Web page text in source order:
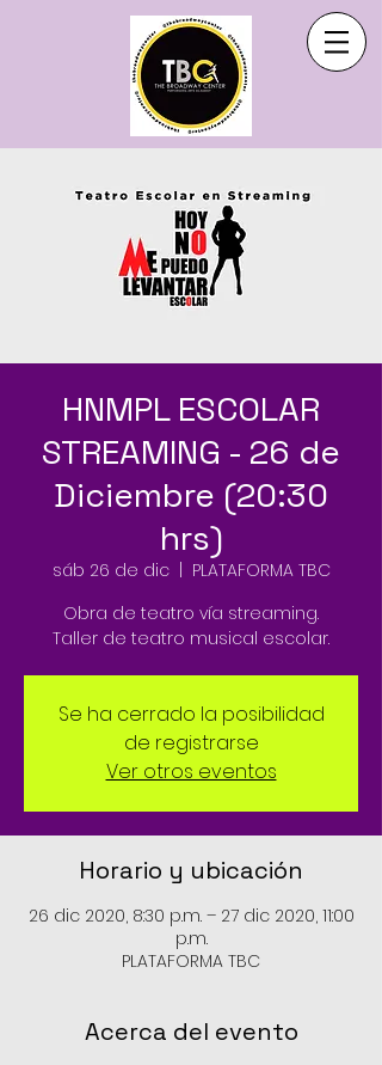
HNMPL ESCOLAR
STREAMING - 26 de
Diciembre (20:30
hrs)
sáb 26 de dic
  |
PLATAFORMA TBC
Obra de teatro vía streaming.
Taller de teatro musical escolar.
Se ha cerrado la posibilidad
de registrarse
Ver otros eventos
Horario y ubicación
26 dic 2020, 8:30 p.m. – 27 dic 2020, 11:00
p.m.
PLATAFORMA TBC
Acerca del evento